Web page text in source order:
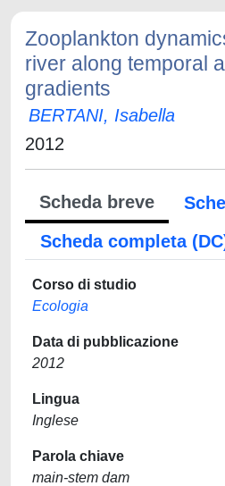
Zooplankton
river along temporal
gradients
BERTANI, Isabella
2012
Scheda breve
Scheda completa
Corso di studio
Ecologia
Data di pubblicazione
2012
Lingua
Inglese
Parola chiave
main-stem dam